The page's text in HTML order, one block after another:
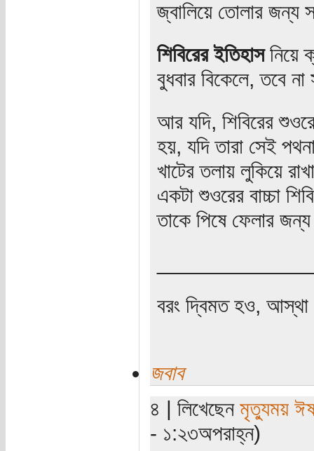
জ্বালিয়ে তোলার জন্য
শিবিরের ইতিহাসনিয়ে
বুধবার বিকেলে, তবে
আর যদি, শিবিরের
হয়, যদি তারা সেই
খাটের তলায় লুকিয়ে
একটা শুওরের বাচ্চা
তাকে পিষে ফেলার
বরং দ্বিমত হও, আস্থা
জবাব
৪ | লিখেছেন মৃত্যুময়
- ১:২৩অপরাহ্ন)